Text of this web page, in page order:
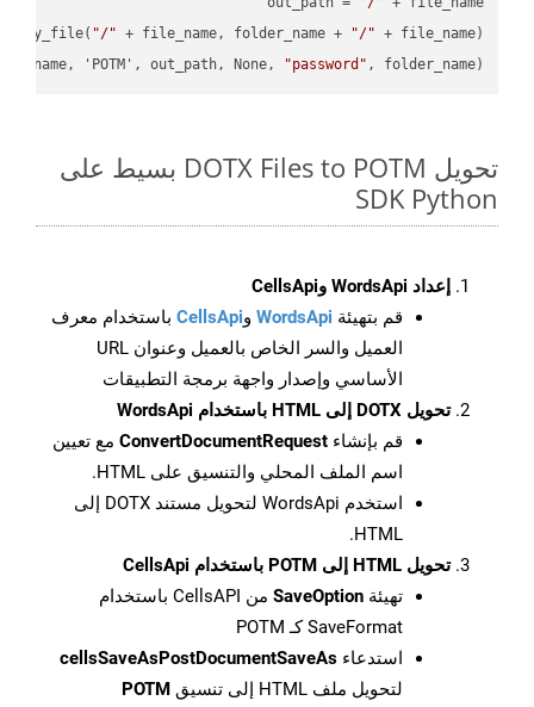
"/" + file_name, folder_name +
"/"
'POTM', out_path, None,
"password" , folder_name)
تحويل DOTX Files to POTM بسيط على
SDK Python
إعداد WordsApi وCellsApi
قم بتهيئة WordsApi وCellsApi باستخدام معرف
العميل والسر الخاص بالعميل وعنوان URL
الأساسي وإصدار واجهة برمجة التطبيقات
تحويل DOTX إلى HTML باستخدام WordsApi
قم بإنشاء ConvertDocumentRequest مع تعيين
اسم الملف المحلي والتنسيق على HTML.
استخدم WordsApi لتحويل مستند DOTX إلى
HTML.
تحويل HTML إلى POTM باستخدام CellsApi
تهيئة SaveOption
من CellsAPI باستخدام
SaveFormat كـ POTM
استدعاء cellsSaveAsPostDocumentSaveAs
لتحويل ملف HTML إلى تنسيق
POTM